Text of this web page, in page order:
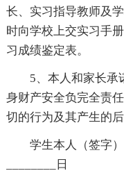
长、实习指导教师及
时向学校上交实习手
习成绩鉴定表。
5、本人和家长承
身财产安全负完全责
切的行为及其产生的
学生本人（签字
________日